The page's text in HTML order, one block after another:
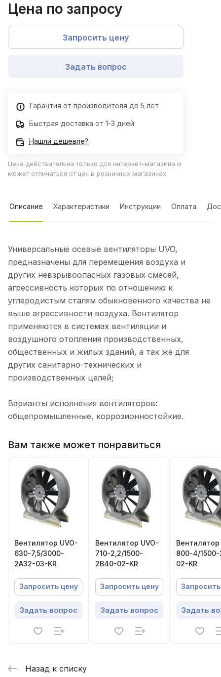
Цена по запросу
Запросить цену
Задать вопрос
Гарантия от производителя до 5 лет
Быстрая доставка от 1-3 дней
Нашли дешевле?
Цена действительна только для интернет-магазина и
может отличаться от цен в розничных магазинах
Описание Характеристики Инструкции Оплата
Универсальные осевые вентиляторы UVO,
предназначены для перемещения воздуха и
других невзрывоопасных газовых смесей,
агрессивность которых по отношению к
углеродистым сталям обыкновенного качества не
выше агрессивности воздуха. Вентилятор
применяются в системах вентиляции и
воздушного отопления производственных,
общественных и жилых зданий, а так же для
других санитарно-технических и
производственных целей;
Варианты исполнения вентиляторов:
общепромышленные, коррозионностойкие.
Вам также может понравиться
Вентилятор UVO-
630-7,5/3000-
2А32-03-KR
Запросить цену
Задать вопрос
Вентилятор UVO-
710-2,2/1500-
2В40-02-KR
Запросить цену
Задать вопрос
Вентилятор
800-4/
02-KR
Задать
Назад к списку